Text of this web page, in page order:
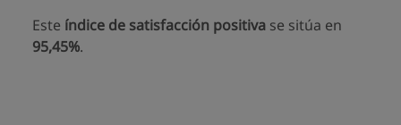
Este índice de satisfacción positiva se sitúa en
95,45%.